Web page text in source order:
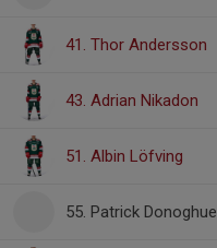
41. Thor Andersson
43. Adrian Nikadon
51. Albin Löfving
55. Patrick Donoghue